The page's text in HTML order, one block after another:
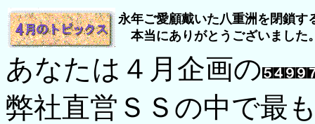
永年ご愛顧戴いた八重洲を閉鎖す
本当にありがとうございました
あなたは４月企画の
弊社直営ＳＳの中で最